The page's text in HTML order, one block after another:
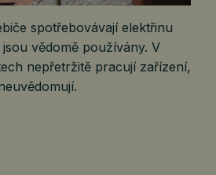
spotřebovávají elektřinu
vědomě používány. V
nepřetržitě pracují zařízení,